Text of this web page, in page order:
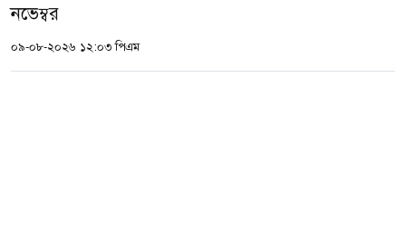
নভেম্বর
০৯-০৮-২০২৬ ১২:০৩ পিএম